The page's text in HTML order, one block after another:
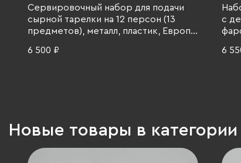
Сервировочный набор для подачи
сырной тарелки на 12 персон (13
предметов), металл, пластик, Европа,
6 500 ₽
с
6
Новые товары в